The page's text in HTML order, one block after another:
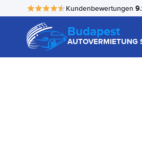
Kundenbewertungen
Budapest
AUTOVERMIETUNG